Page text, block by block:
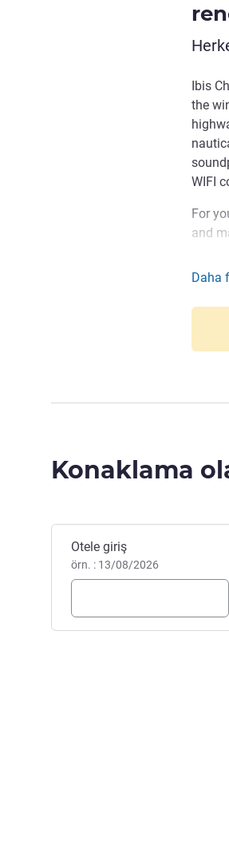
Ibis
the
WIFI
For
and
co-
The
Daha
Konaklama
Bu otelde
Otele giriş
örn. : 13/08/2026